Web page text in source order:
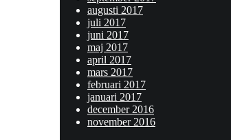
augusti 2017
juli 2017
juni 2017
maj 2017
april 2017
mars 2017
februari 2017
januari 2017
december 2016
november 2016